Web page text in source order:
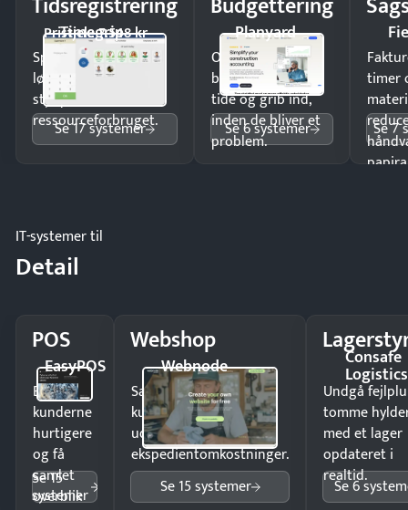
Timegrip
Pristjek: 7.548 kr
Spar tid på
lønberegning og få
styr på
ressourceforbruget.
Se 17 systemer
Planyard
Opdag
budgetafvigelser i
tide og grib ind,
inden de bliver et
problem.
Se 6 systemer
timer
Se 7
IT-systemer til
Detail
POS
EasyPOS
Ekspedér
kunderne
hurtigere
og få
samlet
overblik
Se 15
systemer
Webshop
Webnode
Sælg produkter 24/7 til
kunder i hele landet
uden
ekspedientomkostninger.
Se 15 systemer
Consafe
Logistics
Undgå
tomme
med et lager
opdateret i
realtid.
Se 6